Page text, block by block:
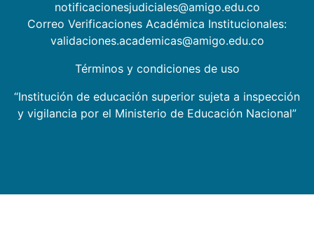
notificacionesjudiciales@amigo.edu.co
Correo Verificaciones Académica Institucionales:
validaciones.academicas@amigo.edu.co
Términos y condiciones de uso
“Institución de educación superior sujeta a inspección
y vigilancia por el Ministerio de Educación Nacional”